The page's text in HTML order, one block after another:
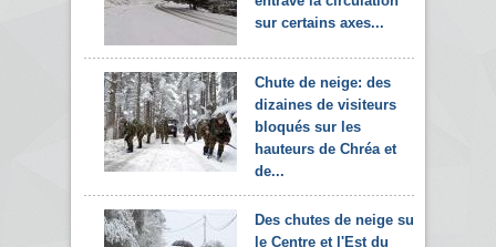
sur certains axes...
Chute de neige: des
dizaines de visiteurs
bloqués sur les
hauteurs de Chréa et
de...
Des chutes de neige sur
le Centre et l'Est du